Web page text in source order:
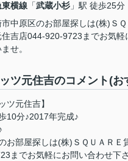
東横線 「武蔵小杉 」駅 徒歩25分
市中原区のお部屋探しは(株)Ｓ
住吉店044-920-9723までお気軽
せ。
ツ元住吉のコメント(お
ツ元住吉】
10分♪2017年完成♪
お部屋探しは(株)ＳＱＵＡＲＥ
までお気軽にお問い合わせ下さ